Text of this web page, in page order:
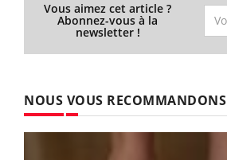
Vous aimez cet article ?
Abonnez-vous à la
newsletter !
NOUS VOUS RECOMMANDONS